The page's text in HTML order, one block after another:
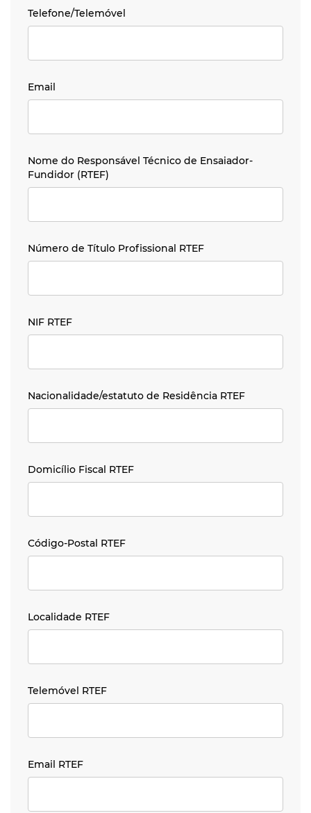
Telefone/Telemóvel
Telefone/Telemóvel
Email
Email
Nome do Responsável Técnico de Ensaiador-Fundidor
Nome do Responsável Técnico de Ensaiador-
Fundidor (RTEF)
Número de Título Profissional RTEF
Número de Título Profissional RTEF
NIF RTEF
NIF RTEF
Nacionalidade/estatuto de Residência RTEF
Nacionalidade/estatuto de Residência RTEF
Domicílio Fiscal RTEF
Domicílio Fiscal RTEF
Código-Postal RTEF
Código-Postal RTEF
Localidade RTEF
Localidade RTEF
Telemóvel RTEF
Telemóvel RTEF
Email RTEF
Email RTEF